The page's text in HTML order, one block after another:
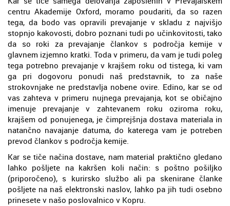
centru Akademije Oxford, moramo poudariti, da so razen
tega, da bodo vas opravili prevajanje v skladu z najvišjo
stopnjo kakovosti, dobro poznani tudi po učinkovitosti, tako
da so roki za prevajanje člankov s področja kemije v
glavnem izjemno kratki. Toda v primeru, da vam je tudi poleg
tega potrebno prevajanje v krajšem roku od tistega, ki vam
ga pri dogovoru ponudi naš predstavnik, to za naše
strokovnjake ne predstavlja nobene ovire. Edino, kar se od
vas zahteva v primeru nujnega prevajanja, kot se običajno
imenuje prevajanje v zahtevanem roku oziroma roku,
krajšem od ponujenega, je čimprejšnja dostava materiala in
natančno navajanje datuma, do katerega vam je potreben
prevod člankov s področja kemije.
Kar se tiče načina dostave, nam material praktično gledano
lahko pošljete na kakršen koli način: s poštno pošiljko
(priporočeno), s kurirsko službo ali pa skenirane članke
pošljete na naš elektronski naslov, lahko pa jih tudi osebno
prinesete v našo poslovalnico v Kopru.